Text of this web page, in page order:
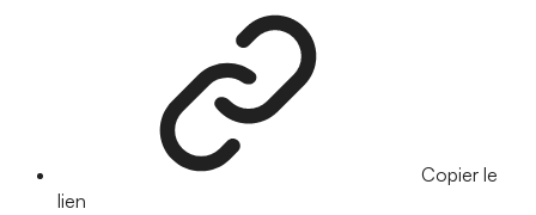
Copier le
lien